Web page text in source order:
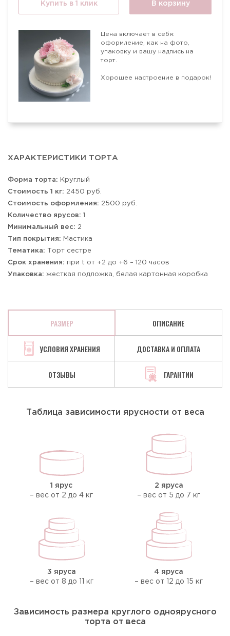
Купить в 1 клик В корзину
Цена включает в себя:
оформление, как на фото,
упаковку и вашу надпись на
торт.
Хорошее настроение в подарок!
ХАРАКТЕРИСТИКИ ТОРТА
Форма торта: Круглый
Стоимость 1 кг: 2450 руб.
Стоимость оформления: 2500 руб.
Количество ярусов: 1
Минимальный вес: 2
Тип покрытия: Мастика
Тематика: Торт сестре
Срок хранения: при t от +2 до +6 – 120 часов
Упаковка: жесткая подложка, белая картонная коробка
РАЗМЕР ОПИСАНИЕ
УСЛОВИЯ ХРАНЕНИЯ ДОСТАВКА И ОПЛАТА
ОТЗЫВЫ ГАРАНТИИ
Таблица зависимости ярусности от веса
1 ярус
– вес от 2 до 4 кг
2 яруса
– вес от 5 до 7 кг
3 яруса
– вес от 8 до 11 кг
4 яруса
– вес от 12 до 15 кг
Зависимость размера круглого одноярусного
торта от веса